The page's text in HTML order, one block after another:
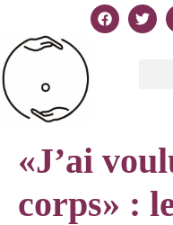
«J’ai
corps» :